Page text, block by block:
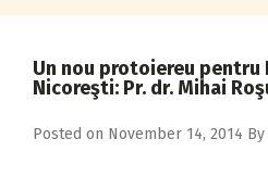
Un nou protoiereu
Nicoreşti: Pr. dr. Mihai
Posted on November 14, 2014 By